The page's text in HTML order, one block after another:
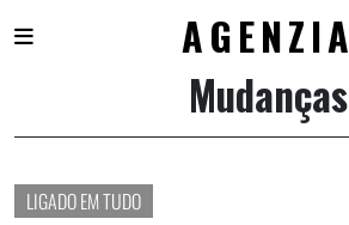
content
AGENZIA
Mudanças
LIGADO EM TUDO